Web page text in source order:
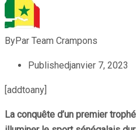
ByPar Team Crampons
Publishedjanvier 7, 2023
[addtoany]
La conquête d’un premier